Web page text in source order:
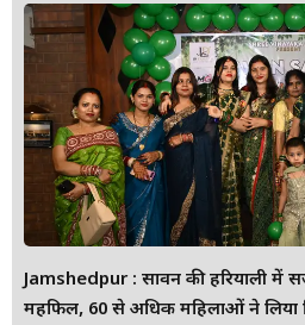
Jamshedpur : सावन की हरियाली में
महफिल, 60 से अधिक महिलाओं ने लिया